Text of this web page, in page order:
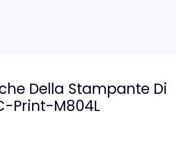
Della Stampante Di
Print-M804L